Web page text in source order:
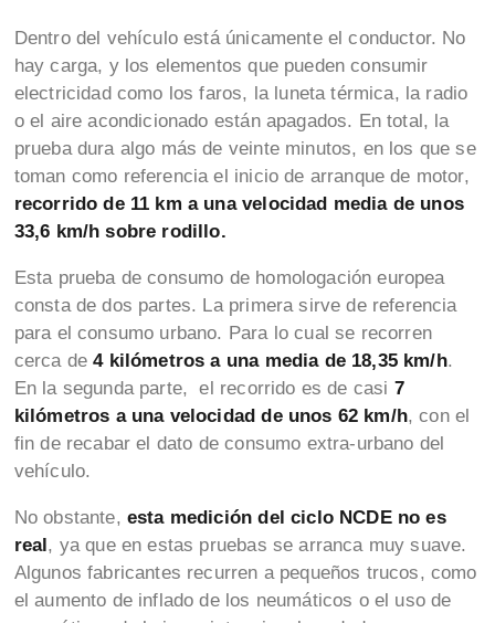
Dentro del vehículo está únicamente el conductor. No
hay carga, y los elementos que pueden consumir
electricidad como los faros, la luneta térmica, la radio
o el aire acondicionado están apagados. En total, la
prueba dura algo más de veinte minutos, en los que se
toman como referencia el inicio de arranque de motor,
recorrido de 11 km a una velocidad media de unos
33,6 km/h sobre rodillo.
Esta prueba de consumo de homologación europea
consta de dos partes. La primera sirve de referencia
para el consumo urbano. Para lo cual se recorren
cerca de4 kilómetros a una media de 18,35 km/h.
En la segunda parte, el recorrido es de casi 7
kilómetros a una velocidad de unos 62 km/h, con el
fin de recabar el dato de consumo extra-urbano del
vehículo.
No obstante, esta medición del ciclo NCDE no es
real, ya que en estas pruebas se arranca muy suave.
Algunos fabricantes recurren a pequeños trucos, como
el aumento de inflado de los neumáticos o el uso de